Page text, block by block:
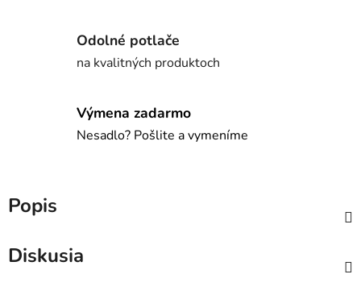
Odolné potlače
na kvalitných produktoch
Výmena zadarmo
Nesadlo? Pošlite a vymeníme
Popis
Diskusia